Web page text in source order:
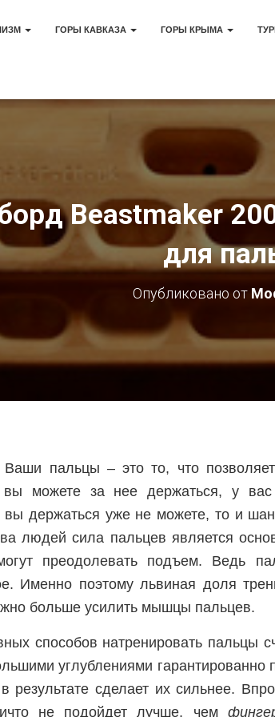
ГОРЫ КАВКАЗА ГОРЫ КРЫМА
Beastmaker
для
Опубликовано от
пальцы – это то, что
можете за нее держаться, у вас
держаться уже не можете, то и
людей сила пальцев является
преодолевать подъем. Ведь
Именно поэтому львиная доля
больше усилить мышцы пальцев.
способов натренировать пальцы
углублениями гарантированно
результате сделает их сильнее.
не подойдет лучше, чем